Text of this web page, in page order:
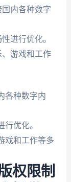
内各种数字
进行优化。
游戏和工作
各种数字内
优化。
戏和工作等多
权限制